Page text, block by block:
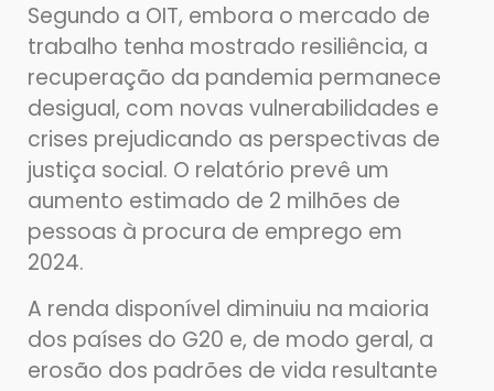
Segundo a OIT, embora o mercado de
trabalho tenha mostrado resiliência, a
recuperação da pandemia permanece
desigual, com novas vulnerabilidades e
crises prejudicando as perspectivas de
justiça social. O relatório prevê um
aumento estimado de 2 milhões de
pessoas à procura de emprego em
2024.
A renda disponível diminuiu na maioria
dos países do G20 e, de modo geral, a
erosão dos padrões de vida resultante